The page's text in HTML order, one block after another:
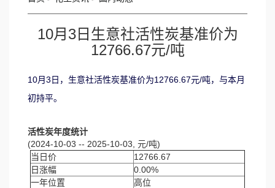
10月3日生意社活性炭基准价为
12766.67元/吨
10月3日，生意社活性炭基准价为12766.67元/吨，与本月
初持平。
活性炭年度统计
(2024-10-03 -- 2025-10-03, 元/吨)
当日价
12766.67
日涨幅
0.00%
一年位置
高位